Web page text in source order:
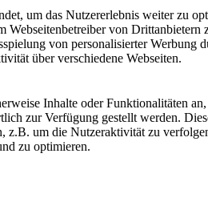
um das Nutzererlebnis weiter zu
Webseitenbetreiber von Drittanbietern
von personalisierter Werbung
über verschiedene Webseiten.
Inhalte oder Funktionalitäten
zur Verfügung gestellt werden.
z.B. um die Nutzeraktivität zu
zu optimieren.